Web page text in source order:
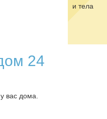
и те­ла
24
вас дома.